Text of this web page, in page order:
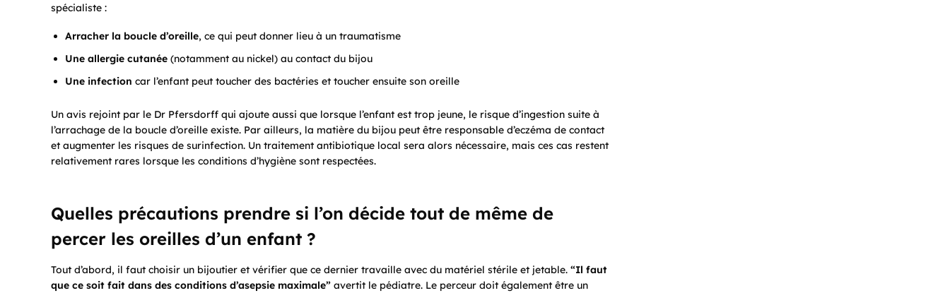
spécialiste :
Arracher la boucle d’oreille, ce qui peut donner lieu à un traumatisme
Une allergie cutanée (notamment au nickel) au contact du bijou
Une infection car l’enfant peut toucher des bactéries et toucher ensuite son oreille
Un avis rejoint par le Dr Pfersdorff qui ajoute aussi que lorsque l’enfant est trop jeune, le risque d’ingestion suite à
l’arrachage de la boucle d’oreille existe. Par ailleurs, la matière du bijou peut être responsable d’eczéma de contact
et augmenter les risques de surinfection. Un traitement antibiotique local sera alors nécessaire, mais ces cas restent
relativement rares lorsque les conditions d’hygiène sont respectées.
Quelles précautions prendre si l’on décide tout de même de
percer les oreilles d’un enfant ?
Tout d’abord, il faut choisir un bijoutier et vérifier que ce dernier travaille avec du matériel stérile et jetable. “Il faut
que ce soit fait dans des conditions d’asepsie maximale” avertit le pédiatre. Le perceur doit également être un